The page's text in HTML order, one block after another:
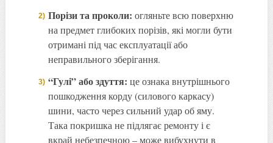
Порізи та проколи: огляньте всю поверхню
на предмет глибоких порізів, які могли бути
отримані під час експлуатації або
неправильного зберігання.
“Гулі” або здуття: це ознака внутрішнього
пошкодження корду (силового каркасу)
шини, часто через сильний удар об яму.
Така покришка не підлягає ремонту і є
вкрай небезпечною – може вибухнути в